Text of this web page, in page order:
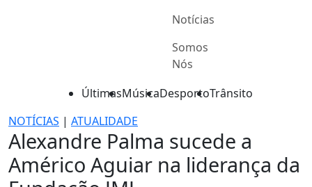
Notícias
Somos
Nós
ÚltimasMúsicaDesportoTrânsito
NOTÍCIAS | ATUALIDADE
Alexandre Palma sucede a
Américo Aguiar na liderança da